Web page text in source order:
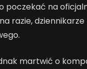
poczekać na
razie,
martwić o